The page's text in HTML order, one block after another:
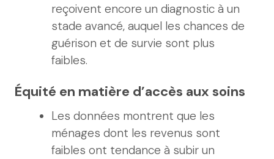
reçoivent encore un diagnostic à un
stade avancé, auquel les chances de
guérison et de survie sont plus
faibles.
Équité en matière d’accès aux soins
Les données montrent que les
ménages dont les revenus sont
faibles ont tendance à subir un